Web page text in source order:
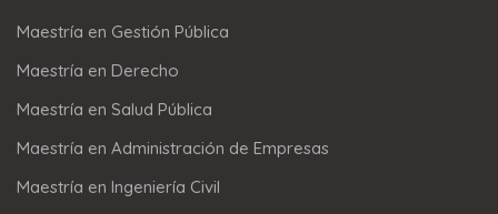
Maestría en Gestión Pública
Maestría en Derecho
Maestría en Salud Pública
Maestría en Administración de Empresas
Maestría en Ingeniería Civil